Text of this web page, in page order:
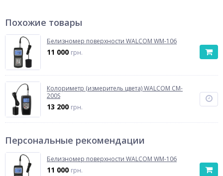
Похожие товары
Белизномер поверхности WALCOM WM-106
11 000 грн.
Колориметр (измеритель цвета) WALCOM CM-
200S
13 200 грн.
Персональные рекомендации
Белизномер поверхности WALCOM WM-106
11 000 грн.